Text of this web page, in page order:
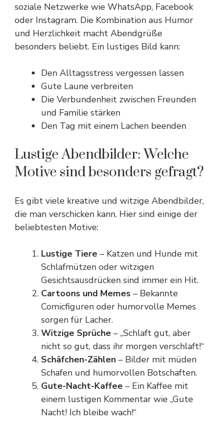
soziale Netzwerke wie WhatsApp, Facebook
oder Instagram. Die Kombination aus Humor
und Herzlichkeit macht Abendgrüße
besonders beliebt. Ein lustiges Bild kann:
Den Alltagsstress vergessen lassen
Gute Laune verbreiten
Die Verbundenheit zwischen Freunden
und Familie stärken
Den Tag mit einem Lachen beenden
Lustige Abendbilder: Welche
Motive sind besonders gefragt?
Es gibt viele kreative und witzige Abendbilder,
die man verschicken kann. Hier sind einige der
beliebtesten Motive:
Lustige Tiere – Katzen und Hunde mit
Schlafmützen oder witzigen
Gesichtsausdrücken sind immer ein Hit.
Cartoons und Memes – Bekannte
Comicfiguren oder humorvolle Memes
sorgen für Lacher.
Witzige Sprüche – „Schlaft gut, aber
nicht so gut, dass ihr morgen verschlaft!“
Schäfchen-Zählen – Bilder mit müden
Schafen und humorvollen Botschaften.
Gute-Nacht-Kaffee – Ein Kaffee mit
einem lustigen Kommentar wie „Gute
Nacht! Ich bleibe wach!“